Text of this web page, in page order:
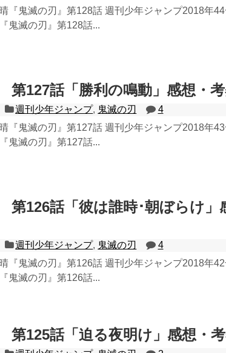
『鬼滅の刃』第128話 週刊少年ジャンプ2018年44
鬼滅の刃』第128話...
第127話「勝利の鳴動」感想・
週刊少年ジャンプ, 鬼滅の刃
4
『鬼滅の刃』第127話 週刊少年ジャンプ2018年43
鬼滅の刃』第127話...
第126話「彼は誰時･朝ぼらけ」
週刊少年ジャンプ, 鬼滅の刃
4
『鬼滅の刃』第126話 週刊少年ジャンプ2018年42
鬼滅の刃』第126話...
第125話「迫る夜明け」感想・